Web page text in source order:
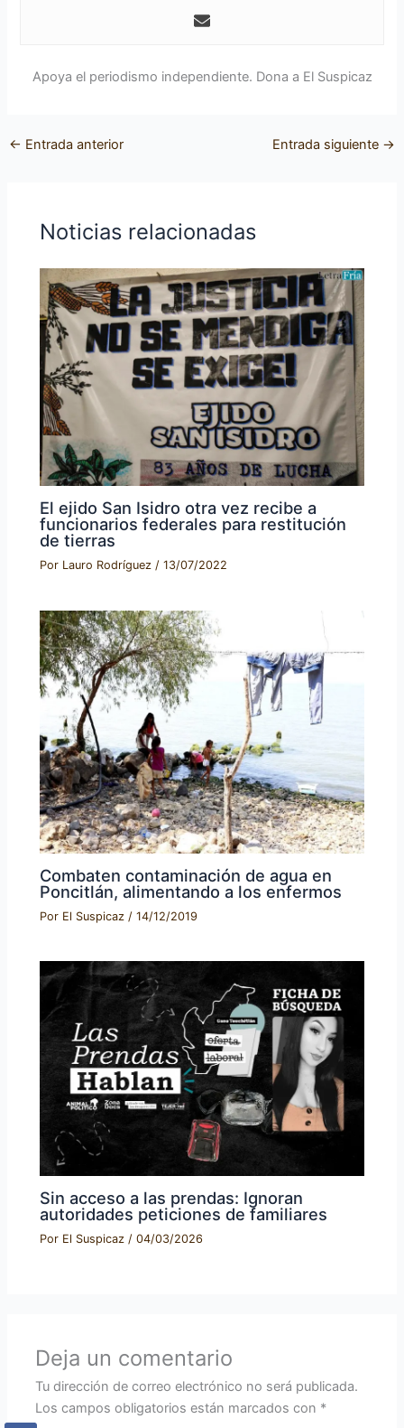
Apoya el periodismo independiente. Dona a El Suspicaz
← Entrada anterior Entrada siguiente →
Noticias relacionadas
El ejido San Isidro otra vez recibe a
funcionarios federales para restitución
de tierras
Por Lauro Rodríguez /13/07/2022
Combaten contaminación de agua en
Poncitlán, alimentando a los enfermos
Por El Suspicaz /14/12/2019
Sin acceso a las prendas: Ignoran
autoridades peticiones de familiares
Por El Suspicaz/04/03/2026
Deja un comentario
Tu dirección de correo electrónico no será publicada.
Los campos obligatorios están marcados con *